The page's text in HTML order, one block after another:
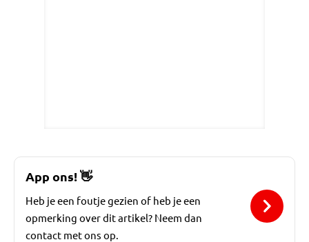
App ons!👋
Heb je een foutje gezien of heb je een
opmerking over dit artikel? Neem dan
contact met ons op.